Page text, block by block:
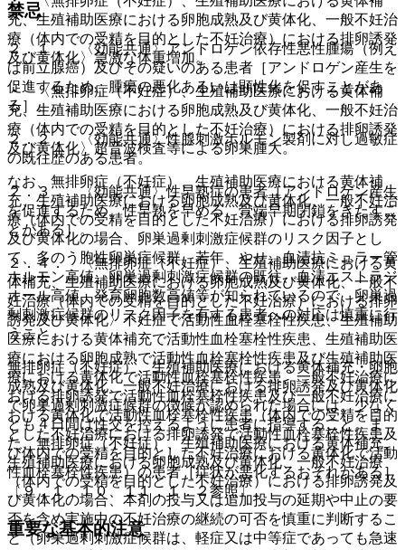
充、生殖補助医療における卵胞成熟及び黄体化、一般不妊治
療（体内での受精を目的とした不妊治療）における排卵誘発
及び黄体化〉急激な体重増加。
・ 〈無排卵症（不妊症）、生殖補助医療における黄体補
充、生殖補助医療における卵胞成熟及び黄体化、一般不妊治
療（体内での受精を目的とした不妊治療）における排卵誘発
及び黄体化〉超音波検査等による卵巣腫大。
なお、無排卵症（不妊症）、生殖補助医療における黄体補
充、生殖補助医療における卵胞成熟及び黄体化、一般不妊治
療（体内での受精を目的とした不妊治療）における排卵誘発
及び黄体化の場合、卵巣過剰刺激症候群のリスク因子とし
て、多のう胞性卵巣症候群、若年、やせ、血清抗ミュラー管
ホルモン高値、卵巣過剰刺激症候群の既往、血清エストラジ
オール高値、発育卵胞数高値等が知られているので、卵巣過
剰刺激症候群のリスク因子を有する患者への対応は慎重に行
うこと。
無排卵症（不妊症）、生殖補助医療における黄体補充・卵胞
成熟及び黄体化、一般不妊治療における排卵誘発及び黄体化
で卵巣過剰刺激症候群の徴候が認められた場合には、少なく
とも４日間は性交を控えるように患者に指導すること。ま
た、無排卵症（不妊症）、生殖補助医療における黄体補充、
生殖補助医療における卵胞成熟及び黄体化、一般不妊治療
（体内での受精を目的とした不妊治療）における排卵誘発及
び黄体化の場合、本剤の投与又は追加投与の延期や中止の要
否を含め実施中の不妊治療の継続の可否を慎重に判断するこ
と（卵巣過剰刺激症候群は、軽症又は中等症であっても急速
禁忌
２．１． 〈効能共通〉アンドロゲン依存性悪性腫瘍（例え
ば前立腺癌）及びその疑いのある患者［アンドロゲン産生を
促進するため、腫瘍の悪化あるいは顕性化を促すことがあ
る］。
２．２． 〈効能共通〉性腺刺激ホルモン製剤に対し過敏症
の既往歴のある患者。
２．３． 〈効能共通〉性早熟症の患者［アンドロゲン産生
を促進するため、性早熟を早める、骨端早期閉鎖をきたすこ
とがある］。
２．４． 〈無排卵症（不妊症）、生殖補助医療における黄
体補充、生殖補助医療における卵胞成熟及び黄体化、一般不
妊治療（体内での受精を目的とした不妊治療）における排卵
誘発及び黄体化〉不妊症で活動性血栓塞栓性疾患、生殖補助
医療における黄体補充で活動性血栓塞栓性疾患、生殖補助医
療における卵胞成熟で活動性血栓塞栓性疾患及び生殖補助医
療における黄体化で活動性血栓塞栓性疾患、一般不妊治療に
おける排卵誘発で活動性血栓塞栓性疾患及び一般不妊治療に
おける黄体化で活動性血栓塞栓性疾患（体内での受精を目的
とした不妊治療における排卵誘発で活動性血栓塞栓性疾患及
び体内での受精を目的とした不妊治療における黄体化で活動
性血栓塞栓性疾患）の患者［症状が悪化するおそれがある］
〔９．１．１０、１１．１．２参照〕。
重要な基本的注意